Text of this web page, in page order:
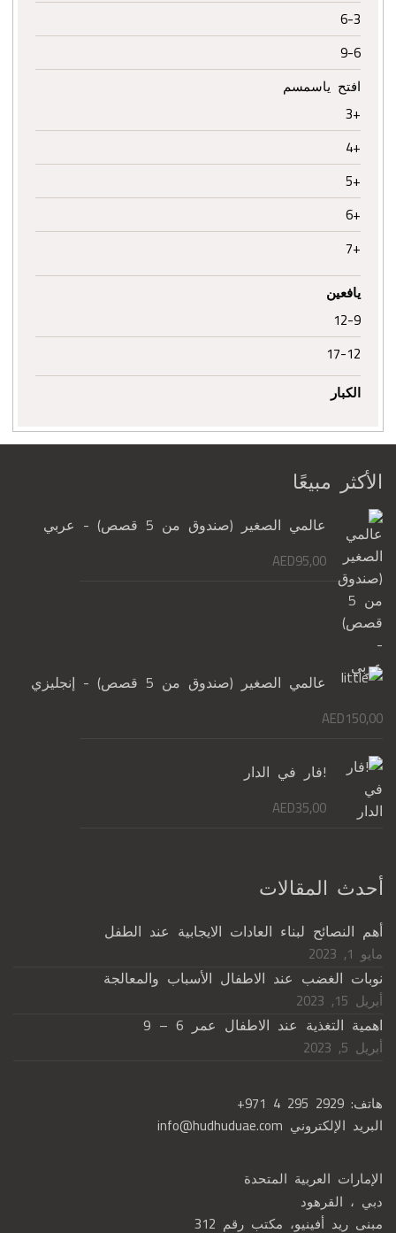
6-3
9-6
افتح ياسمسم
+3
+4
+5
+6
+7
يافعين
12-9
17-12
الكبار
الأكثر مبيعًا
عالمي الصغير (صندوق من 5 قصص) - عربي
AED95,00
عالمي الصغير (صندوق من 5 قصص) - إنجليزي
AED150,00
!فار في الدار
AED35,00
أحدث المقالات
أهم النصائح لبناء العادات الايجابية عند الطفل
مايو 1, 2023
نوبات الغضب عند الاطفال الأسباب والمعالجة
أبريل 15, 2023
اهمية التغذية عند الاطفال عمر 6 – 9
أبريل 5, 2023
هاتف: +971 4 295 2929
البريد الإلكتروني info@hudhuduae.com
الإمارات العربية المتحدة
دبي ، القرهود
مبنى ريد أفينيو، مكتب رقم 312